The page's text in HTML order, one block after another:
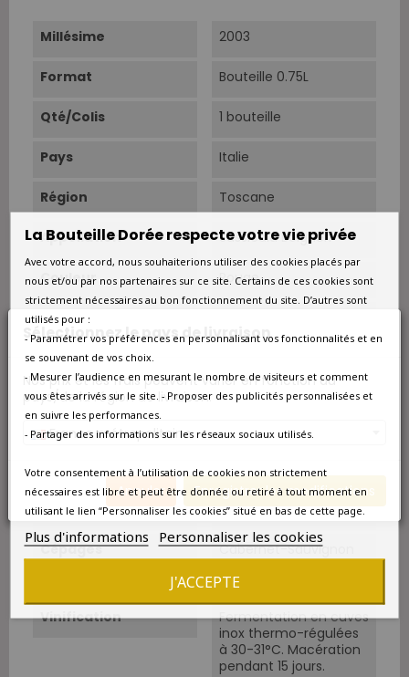
Sélectionnez le pays de livraison
Nos prix et les frais peuvent varier en fonction du
pays/de la région de livraison.
France métropolitaine
Annuler Enregistrer les modifications
Millésime 2003
Format Bouteille 0.75L
Qté/Colis 1 bouteille
Pays Italie
Région Toscane
Appellation Sassicaia Bolgheri
Couleur Rouge
Type
Situation
mètres avec
exposition Ouest Sud-
Ouest.
Sols
Sols composites argilo-
en surface.
Cépage Dominant
Cabernet-Sauvignon
Cépages
Cabernet-Sauvignon
15%.
Vinification
Fermentation en cuves
inox thermo-régulées
à 30-31°C. Macération
pendant 15 jours.
La Bouteille Dorée respecte votre vie privée
Avec votre accord, nous souhaiterions utiliser des cookies placés par
nous et/ou par nos partenaires sur ce site. Certains de ces cookies sont
strictement nécessaires au bon fonctionnement du site. D’autres sont
utilisés pour :
- Paramétrer vos préférences en personnalisant vos fonctionnalités et en
se souvenant de vos choix.
- Mesurer l’audience en mesurant le nombre de visiteurs et comment
vous êtes arrivés sur le site. - Proposer des publicités personnalisées et
en suivre les performances.
- Partager des informations sur les réseaux sociaux utilisés.
Votre consentement à l’utilisation de cookies non strictement
nécessaires est libre et peut être donnée ou retiré à tout moment en
utilisant le lien “Personnaliser les cookies” situé en bas de cette page.
Plus d'informations Personnaliser les cookies
J'ACCEPTE